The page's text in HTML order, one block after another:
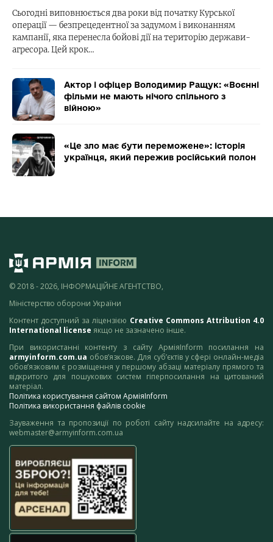
Сьогодні виповнюється два роки від початку Курської
операції — безпрецедентної за задумом і виконанням
кампанії, яка перенесла бойові дії на територію держави-
агресора. Цей крок…
Актор і офіцер Володимир Ращук: «Воєнні
фільми не мають нічого спільного з
війною»
«Це зло має бути переможене»: історія
українця, який пережив російський полон
© 2018 - 2026, ІНФОРМАЦІЙНЕ АГЕНТСТВО,
Міністерство оборони України
Контент доступний за ліцензією Creative Commons Attribution 4.0
International license якщо не зазначено інше.
При використанні контенту з сайту АрміяInform посилання на
armyinform.com.ua обов’язкове. Для суб’єктів у сфері онлайн-медіа
обов’язковим є розміщення у першому абзаці матеріалу прямого та
відкритого для пошукових систем гіперпосилання на цитований
матеріал.
Політика користування сайтом АрміяInform
Політика використання файлів cookie
Зауваження та пропозиції по роботі сайту надсилайте на адресу:
webmaster@armyinform.com.ua